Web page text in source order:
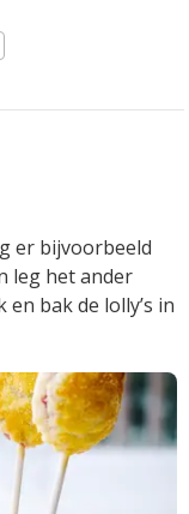
er bijvoorbeeld
leg het ander
bak de lolly’s in